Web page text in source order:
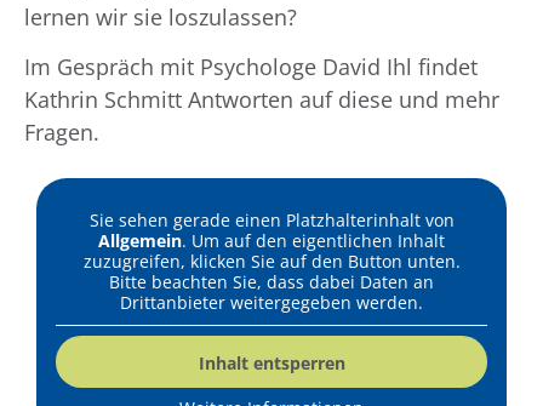
lernen wir sie loszulassen?
Im Gespräch mit Psychologe David Ihl findet
Kathrin Schmitt Antworten auf diese und mehr
Fragen.
Sie sehen gerade einen Platzhalterinhalt von
Allgemein. Um auf den eigentlichen Inhalt
zuzugreifen, klicken Sie auf den Button unten.
Bitte beachten Sie, dass dabei Daten an
Drittanbieter weitergegeben werden.
Inhalt entsperren